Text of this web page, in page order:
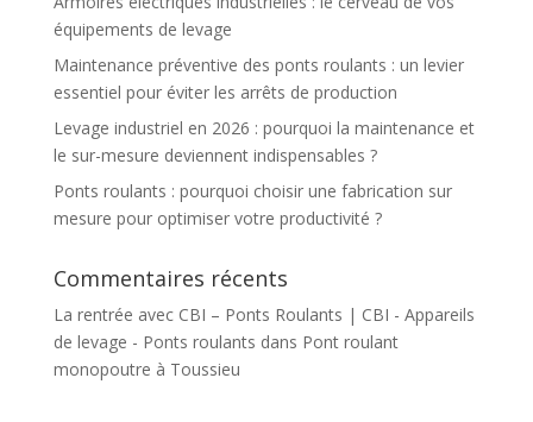
équipements de levage
Maintenance préventive des ponts roulants : un levier
essentiel pour éviter les arrêts de production
Levage industriel en 2026 : pourquoi la maintenance et
le sur-mesure deviennent indispensables ?
Ponts roulants : pourquoi choisir une fabrication sur
mesure pour optimiser votre productivité ?
Commentaires récents
La rentrée avec CBI – Ponts Roulants | CBI - Appareils
de levage - Ponts roulants dans Pont roulant
monopoutre à Toussieu